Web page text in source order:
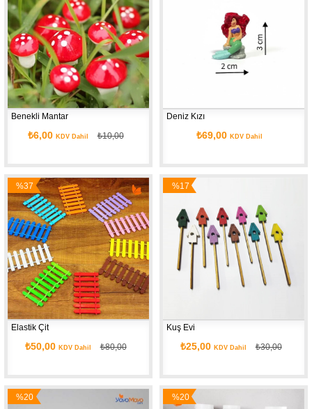
Benekli Mantar
₺6,00 KDV Dahil ₺10,00
Deniz Kızı
₺69,00 KDV Dahil
Elastik Çit
₺50,00 KDV Dahil ₺80,00
%37
İndirim
Kuş Evi
₺25,00 KDV Dahil ₺30,00
%17
%20
%20